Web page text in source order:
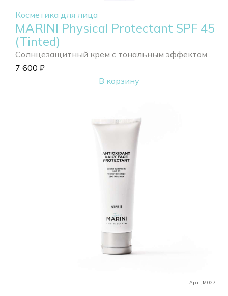
Косметика для лица
MARINI Physical Protectant SPF 45
(Tinted)
Солнцезащитный крем с тональным эффектом...
7 600 ₽
В корзину
Арт. JM027